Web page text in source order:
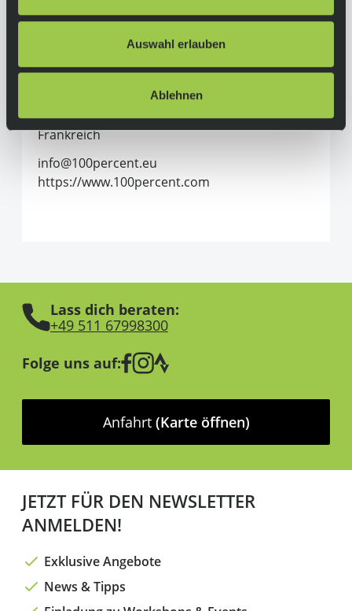
Auswahl erlauben
Ablehnen
100%
Alle Produkte von 100%
100 Percent France SAS
69890 La Tour de Salvagny
Frankreich
info@100percent.eu
https://www.100percent.com
Lass dich beraten:
+49 511 67998300
Folge uns auf:
Anfahrt (Karte öffnen)
JETZT FÜR DEN NEWSLETTER
ANMELDEN!
Exklusive Angebote
News & Tipps